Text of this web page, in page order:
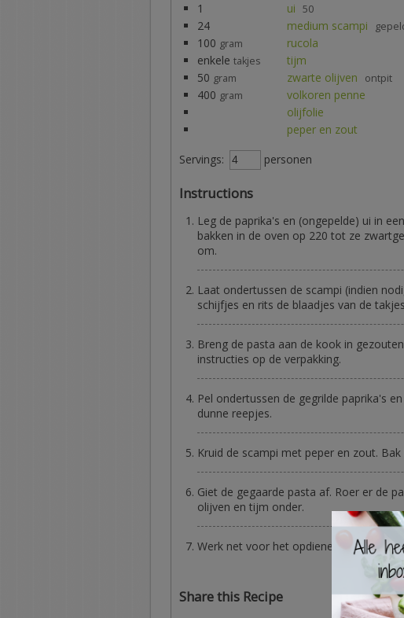
1 ui 50
24 medium scampi
100 gram
rucola
enkele takjes
tijm
50 gram zwarte olijven ontpit
400 gram
volkoren penne
olijfolie
peper en zout
Servings:
personen
Instructions
Leg de paprika's en (ongepelde) ui in
bakken in de oven op 220 tot ze
om.
Laat ondertussen de scampi (indien
schijfjes en rits de blaadjes van de
Breng de pasta aan de kook in
instructies op de verpakking.
Pel ondertussen de gegrilde paprika's
dunne reepjes.
Kruid de scampi met peper en zout.
Giet de gegaarde pasta af. Roer er de
olijven en tijm onder.
Werk net voor het opdienen af met
Share this Recipe